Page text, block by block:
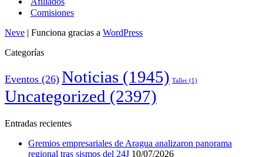
Comisiones
Neve | Funciona gracias a WordPress
Categorías
Eventos (26) Noticias (1945) Taller (1)
Uncategorized (2397)
Entradas recientes
Gremios empresariales de Aragua analizaron panorama
regional tras sismos del 24J 10/07/2026